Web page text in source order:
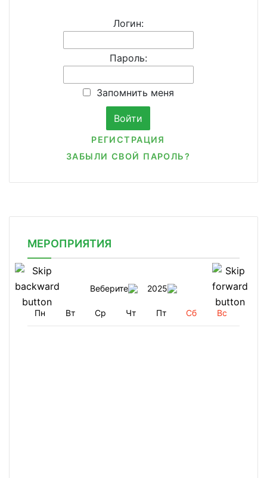
Логин:
Пароль:
Запомнить меня
РЕГИСТРАЦИЯ
ЗАБЫЛИ СВОЙ ПАРОЛЬ?
МЕРОПРИЯТИЯ
Веберите 2025
Пн Вт Ср Чт Пт Сб Вс